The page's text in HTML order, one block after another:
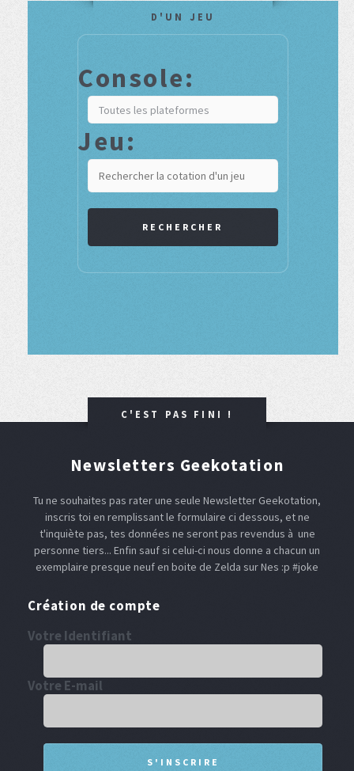
D'UN JEU
Console:
Jeu:
RECHERCHER
C'EST PAS FINI !
Newsletters Geekotation
Tu ne souhaites pas rater une seule Newsletter Geekotation,
inscris toi en remplissant le formulaire ci dessous, et ne
t'inquiète pas, tes données ne seront pas revendus à une
personne tiers... Enfin sauf si celui-ci nous donne a chacun un
exemplaire presque neuf en boite de Zelda sur Nes :p #joke
Création de compte
Votre Identifiant
Votre E-mail